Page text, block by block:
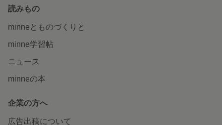
読みもの
minneとものづくりと
minne学習帖
ニュース
minneの本
企業の方へ
広告出稿について